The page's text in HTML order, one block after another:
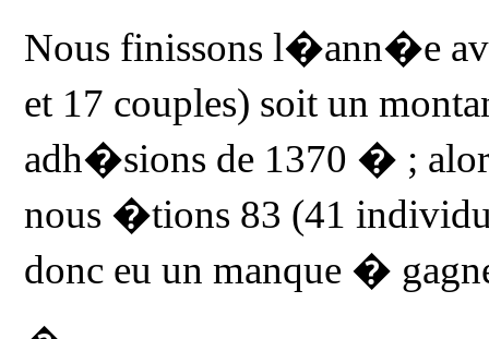
Nous finissons l�ann�e
et 17 couples) soit un
adh�sions de 1370 � ;
nous �tions 83 (41
donc eu un manque �